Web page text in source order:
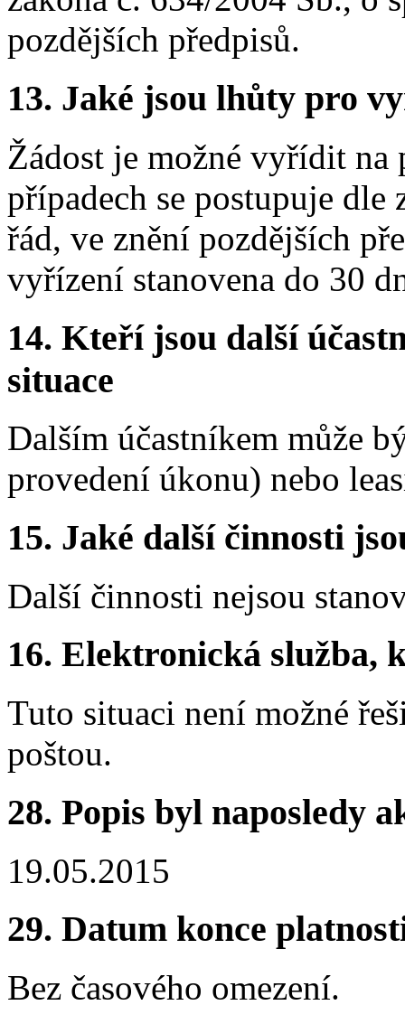
pozdějších předpisů.
13. Jaké jsou lhůty pro
Žádost je možné vyřídit
případech se postupuje
řád, ve znění pozdějších
vyřízení stanovena do 30
14. Kteří jsou další
situace
Dalším účastníkem může
provedení úkonu) nebo
15. Jaké další činnosti
Další činnosti nejsou
16. Elektronická služba,
Tuto situaci není možné
poštou.
28. Popis byl naposledy
19.05.2015
29. Datum konce
Bez časového omezení.